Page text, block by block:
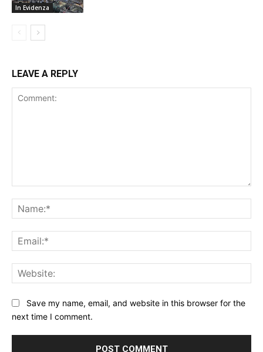
In Evidenza
LEAVE A REPLY
Save my name, email, and website in this browser for the
next time I comment.